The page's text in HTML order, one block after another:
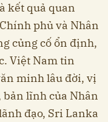
kết quả quan
phủ và Nhân
củng cố ổn định,
Việt Nam tin
minh lâu đời, vị
lĩnh của Nhân
đạo, Sri Lanka